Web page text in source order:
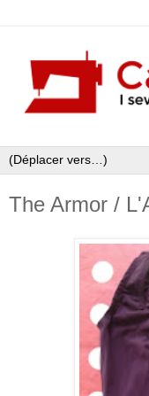
The Armor /